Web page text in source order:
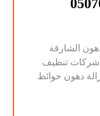
الشارقة
افضل شركات تنظيف
دهون حوائط